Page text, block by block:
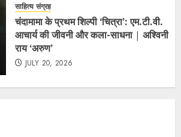
साहित्य संग्रह
चंदामामा के प्रथम शिल्पी ‘चित्रा’: एम.टी.वी.
आचार्य की जीवनी और कला-साधना | अश्विनी
राय ‘अरुण’
JULY 20, 2026